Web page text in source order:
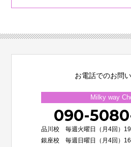
お電話でのお問
Milky way
090-
品川校 毎週火曜日（月4回）
銀座校 毎週日曜日（月4回）